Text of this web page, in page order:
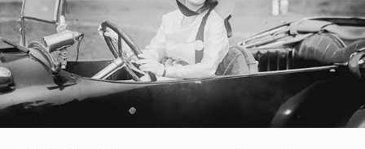
Kundcase
Videor
Vattenfall.se